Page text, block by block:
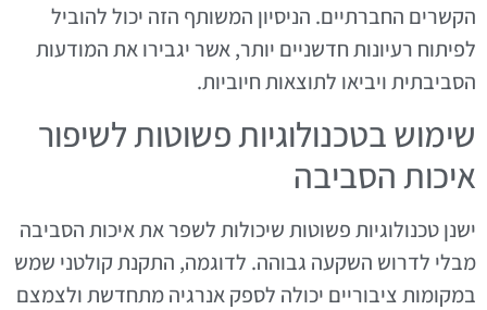
הקשרים החברתיים. הניסיון המשותף הזה יכול להוביל
לפיתוח רעיונות חדשניים יותר, אשר יגבירו את המודעות
הסביבתית ויביאו לתוצאות חיוביות.
שימוש בטכנולוגיות פשוטות לשיפור
איכות הסביבה
ישנן טכנולוגיות פשוטות שיכולות לשפר את איכות הסביבה
מבלי לדרוש השקעה גבוהה. לדוגמה, התקנת קולטני שמש
במקומות ציבוריים יכולה לספק אנרגיה מתחדשת ולצמצם